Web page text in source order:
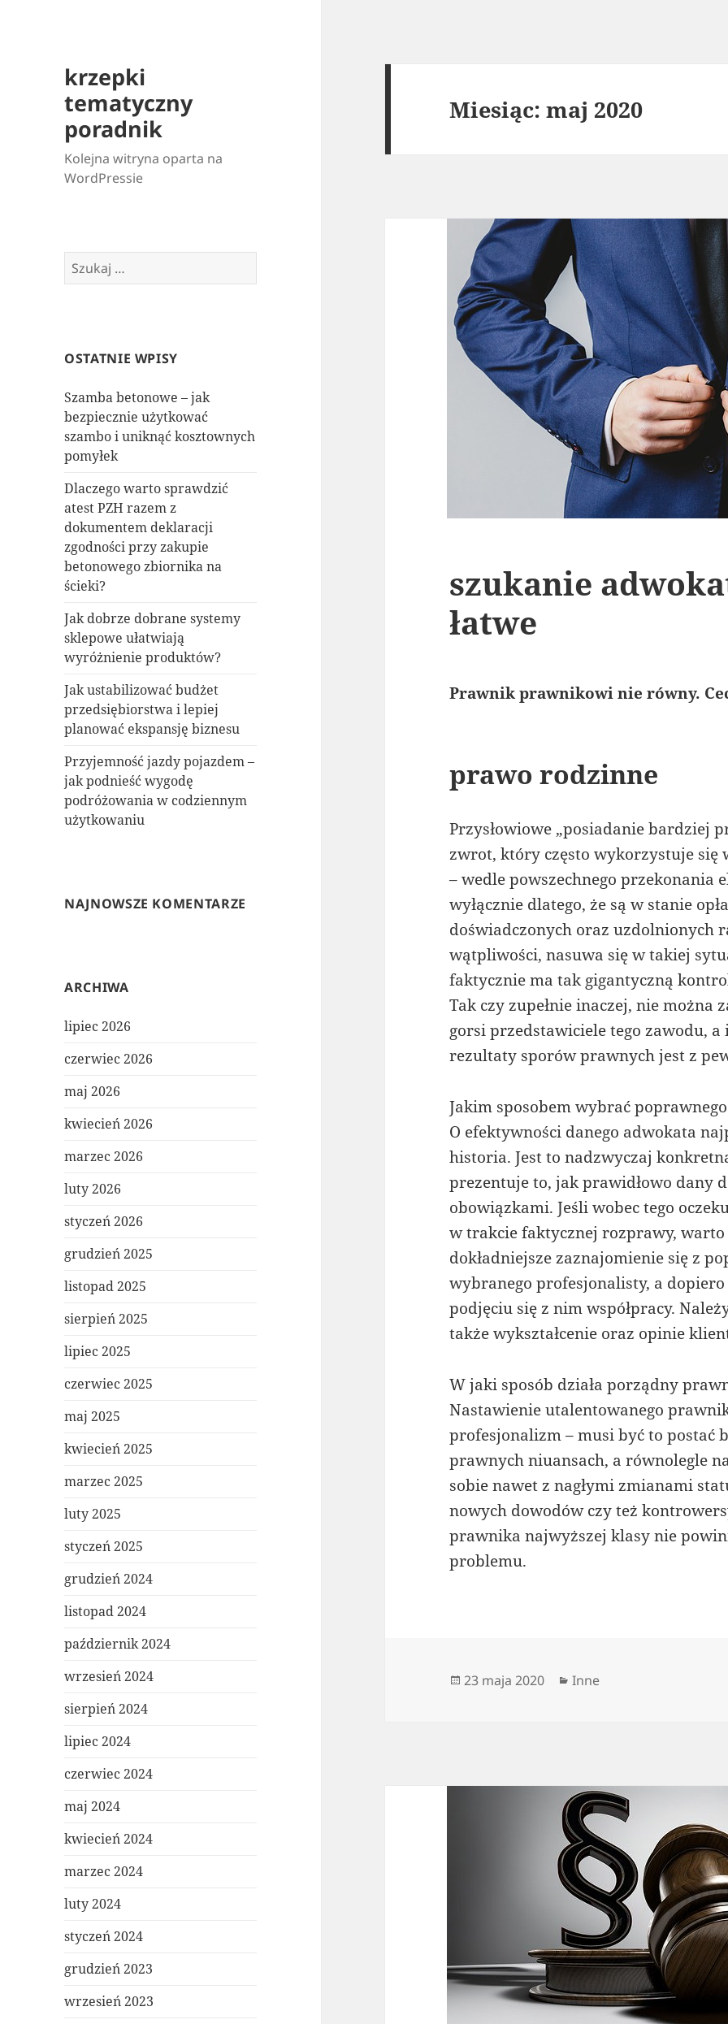
krzepki
tematyczny
poradnik
Kolejna witryna oparta na
WordPressie
Szukaj:
OSTATNIE WPISY
Szamba betonowe – jak
bezpiecznie użytkować
szambo i uniknąć kosztownych
pomyłek
Dlaczego warto sprawdzić
atest PZH razem z
dokumentem deklaracji
zgodności przy zakupie
betonowego zbiornika na
ścieki?
Jak dobrze dobrane systemy
sklepowe ułatwiają
wyróżnienie produktów?
Jak ustabilizować budżet
przedsiębiorstwa i lepiej
planować ekspansję biznesu
Przyjemność jazdy pojazdem –
jak podnieść wygodę
podróżowania w codziennym
użytkowaniu
NAJNOWSZE KOMENTARZE
ARCHIWA
lipiec 2026
czerwiec 2026
maj 2026
kwiecień 2026
marzec 2026
luty 2026
styczeń 2026
grudzień 2025
listopad 2025
sierpień 2025
lipiec 2025
czerwiec 2025
maj 2025
kwiecień 2025
marzec 2025
luty 2025
styczeń 2025
grudzień 2024
listopad 2024
październik 2024
wrzesień 2024
sierpień 2024
lipiec 2024
czerwiec 2024
maj 2024
kwiecień 2024
marzec 2024
luty 2024
styczeń 2024
grudzień 2023
wrzesień 2023
Miesiąc:maj 2020
szukanie
łatwe
Prawnik prawnikowi nie równy.
prawo rodzinne
Przysłowiowe „posiadanie bardziej
zwrot, który często wykorzystuje się
– wedle powszechnego przekonania
wyłącznie dlatego, że są w stanie
doświadczonych oraz uzdolnionych
wątpliwości, nasuwa się w takiej
faktycznie ma tak gigantyczną
Tak czy zupełnie inaczej, nie można
gorsi przedstawiciele tego zawodu, a
rezultaty sporów prawnych jest z
Jakim sposobem wybrać
O efektywności danego adwokata
historia. Jest to nadzwyczaj
prezentuje to, jak prawidłowo dany
obowiązkami. Jeśli wobec tego
w trakcie faktycznej rozprawy,
dokładniejsze zaznajomienie się z
wybranego profesjonalisty, a
podjęciu się z nim współpracy.
także wykształcenie oraz opinie
W jaki sposób działa porządny
Nastawienie utalentowanego
profesjonalizm – musi być to postać
prawnych niuansach, a równolegle
sobie nawet z nagłymi zmianami
nowych dowodów czy też
prawnika najwyższej klasy nie
problemu.
Data
23 maja 2020 Kategorie
Inne